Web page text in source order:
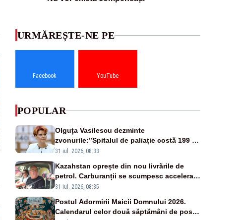
URMĂREȘTE-NE PE
Facebook YouTube
POPULAR
Olguța Vasilescu dezminte
zvonurile:”Spitalul de paliație costă 199 de
milioane de euro, nu 500 de milioane”
31 iul. 2026, 08:33
Kazahstan oprește din nou livrările de
petrol. Carburanții se scumpesc accelerat,
iar românii plătesc nota de plată
31 iul. 2026, 08:35
Postul Adormirii Maicii Domnului 2026.
Calendarul celor două săptămâni de post